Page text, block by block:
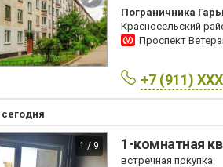
Пограничника
Красносельский
Проспект
+7 (911)
сегодня
1 / 9 1-комнатная
встречная покупка